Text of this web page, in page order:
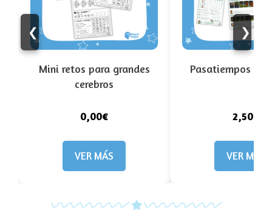
❮
Mini retos para grandes
cerebros
0,00€
VER MÁS
Pasatiempos
2,50€
VER MÁS
❯